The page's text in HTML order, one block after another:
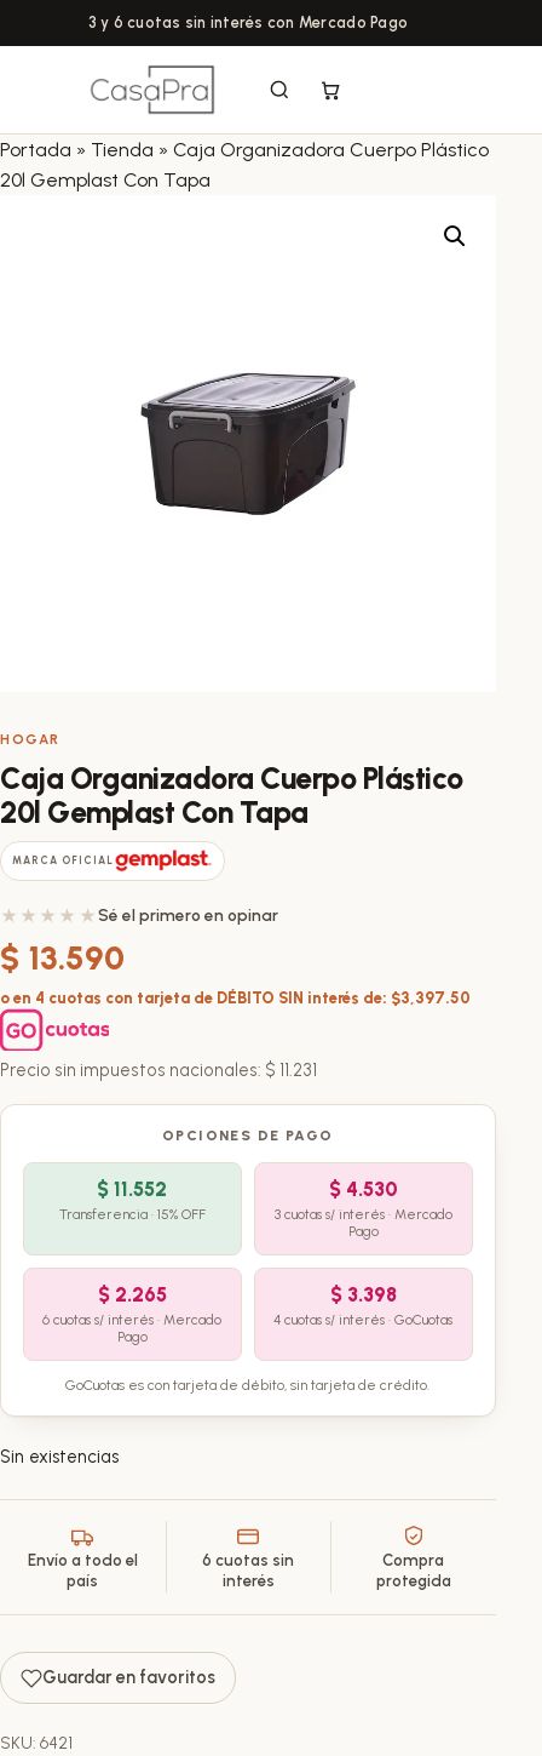
3 y 6 cuotas sin interés con Mercado Pago
Portada » Tienda » Caja Organizadora Cuerpo Plástico
20l Gemplast Con Tapa
HOGAR
Caja Organizadora Cuerpo Plástico
20l Gemplast Con Tapa
MARCA OFICIAL
Sé el primero en opinar
$ 13.590
o en 4 cuotas con tarjeta de DÉBITO SIN interés de: $3,397.50
Precio sin impuestos nacionales: $ 11.231
OPCIONES DE PAGO
$ 11.552
Transferencia · 15% OFF
$4.530
3 cuotas s/ interés · Mercado
Pago
$2.265
6 cuotas s/ interés · Mercado
Pago
$3.398
4 cuotas s/ interés · GoCuotas
GoCuotas es con tarjeta de débito, sin tarjeta de crédito.
Sin existencias
Envío a todo el
país
6 cuotas sin
interés
Compra
protegida
Guardar en favoritos
SKU: 6421